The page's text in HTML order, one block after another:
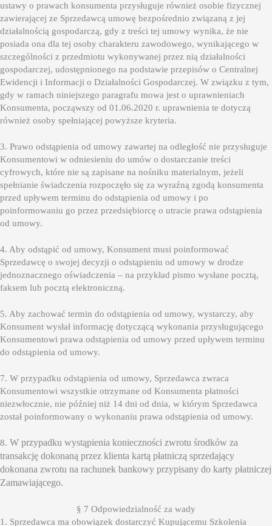
ustawy o prawach konsumenta przysługuje również osobie fizycznej
zawierającej ze Sprzedawcą umowę bezpośrednio związaną z jej
działalnością gospodarczą, gdy z treści tej umowy wynika, że nie
posiada ona dla tej osoby charakteru zawodowego, wynikającego w
szczególności z przedmiotu wykonywanej przez nią działalności
gospodarczej, udostępnionego na podstawie przepisów o Centralnej
Ewidencji i Informacji o Działalności Gospodarczej. W związku z tym,
gdy w ramach niniejszego paragrafu mowa jest o uprawnieniach
Konsumenta, począwszy od 01.06.2020 r. uprawnienia te dotyczą
również osoby spełniającej powyższe kryteria.
3. Prawo odstąpienia od umowy zawartej na odległość nie przysługuje
Konsumentowi w odniesieniu do umów o dostarczanie treści
cyfrowych, które nie są zapisane na nośniku materialnym, jeżeli
spełnianie świadczenia rozpoczęło się za wyraźną zgodą konsumenta
przed upływem terminu do odstąpienia od umowy i po
poinformowaniu go przez przedsiębiorcę o utracie prawa odstąpienia
od umowy.
4. Aby odstąpić od umowy, Konsument musi poinformować
Sprzedawcę o swojej decyzji o odstąpieniu od umowy w drodze
jednoznacznego oświadczenia – na przykład pismo wysłane pocztą,
faksem lub pocztą elektroniczną.
5. Aby zachować termin do odstąpienia od umowy, wystarczy, aby
Konsument wysłał informację dotyczącą wykonania przysługującego
Konsumentowi prawa odstąpienia od umowy przed upływem terminu
do odstąpienia od umowy.
7. W przypadku odstąpienia od umowy, Sprzedawca zwraca
Konsumentowi wszystkie otrzymane od Konsumenta płatności
niezwłocznie, nie później niż 14 dni od dnia, w którym Sprzedawca
został poinformowany o wykonaniu prawa odstąpienia od umowy.
8. W przypadku wystąpienia konieczności zwrotu środków za
transakcję dokonaną przez klienta kartą płatniczą sprzedający
dokonana zwrotu na rachunek bankowy przypisany do karty płatniczej
Zamawiającego.
§ 7 Odpowiedzialność za wady
1. Sprzedawca ma obowiązek dostarczyć Kupującemu Szkolenia